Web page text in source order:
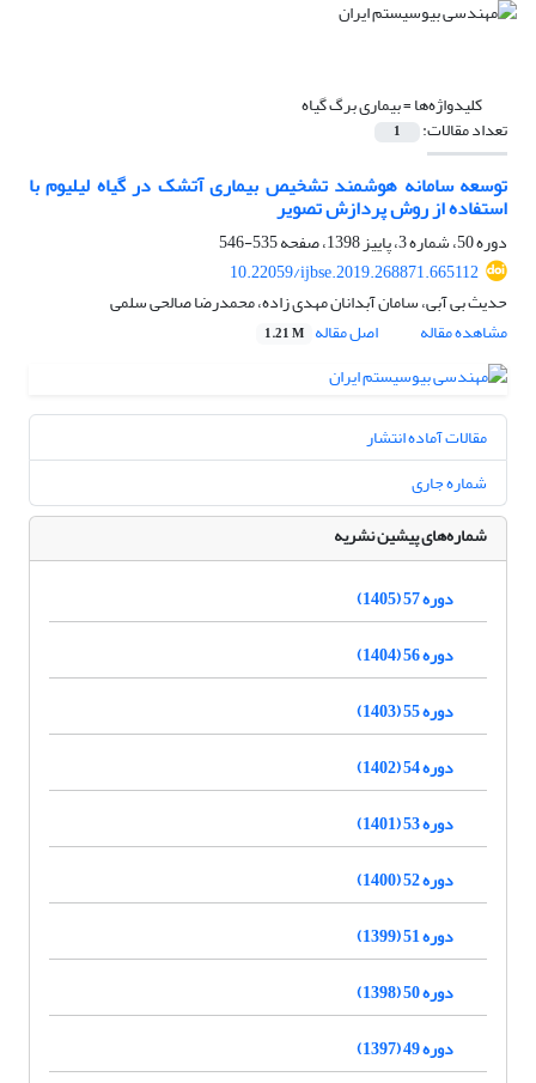
کلیدواژه‌ها =بیماری برگ گیاه
تعداد مقالات: 1
توسعه سامانه هوشمند تشخیص بیماری آتشک در گیاه لیلیوم با
استفاده از روش پردازش تصویر
دوره 50، شماره 3، پاییز 1398، صفحه
535-546
10.22059/ijbse.2019.268871.665112
حدیث بی آبی، سامان آبدانان مهدی زاده، محمدرضا صالحی سلمی
مشاهده مقاله
اصل مقاله 1.21 M
مقالات آماده انتشار
شماره جاری
شماره‌های پیشین نشریه
دوره 57 (1405)
دوره 56 (1404)
دوره 55 (1403)
دوره 54 (1402)
دوره 53 (1401)
دوره 52 (1400)
دوره 51 (1399)
دوره 50 (1398)
دوره 49 (1397)